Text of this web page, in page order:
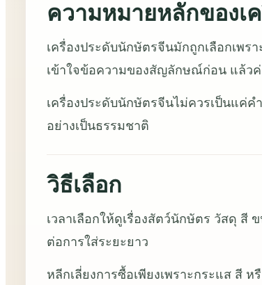
ความหมายหลักของเ
เครื่องประดับนักษัตรจีนมักถูกเลือกเพ
เข้าใจข้อความของสัญลักษณ์ก่อน แล้วค่
เครื่องประดับนักษัตรจีนไม่ควรเป็นแค่ค
อย่างเป็นธรรมชาติ
วิธีเลือก
เวลาเลือกให้ดูเรื่องสัตว์นักษัตร วัสดุ สี
ต่อการใส่ระยะยาว
หลีกเลี่ยงการซื้อเพียงเพราะกระแส สี